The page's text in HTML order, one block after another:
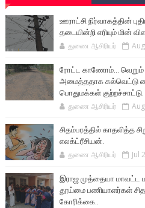
ஊராட்சி நிர்வாகத்தின்
தடையின்றி எரியும் மின்
துணை ஆசிரியர்
ரோட்ட காணோம்... வெறும்
அமைத்ததாக கல்வெட்டு
பொதுமக்கள் குற்றச்சாட்டு.
துணை ஆசிரியர்
சிதம்பரத்தில் காதலித்த
எலக்ட்ரீசியன்.
துணை ஆசிரியர் Jul
இராஜ முத்தையா மாவட்ட
தூய்மை பணியாளர்கள்
கோரிக்கை..